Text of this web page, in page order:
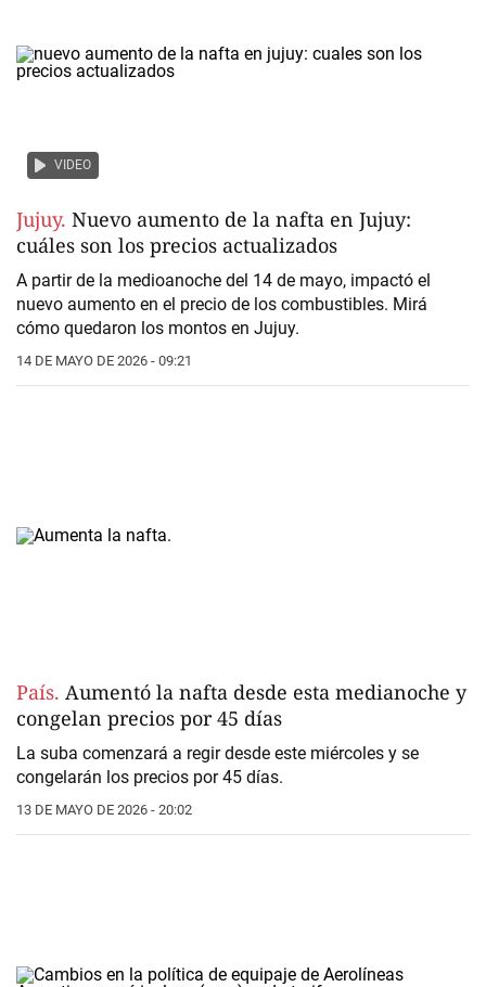
VIDEO
Jujuy. Nuevo aumento de la nafta en Jujuy:
cuáles son los precios actualizados
A partir de la medioanoche del 14 de mayo, impactó el
nuevo aumento en el precio de los combustibles. Mirá
cómo quedaron los montos en Jujuy.
14 DE MAYO DE 2026 - 09:21
País. Aumentó la nafta desde esta medianoche y
congelan precios por 45 días
La suba comenzará a regir desde este miércoles y se
congelarán los precios por 45 días.
13 DE MAYO DE 2026 - 20:02